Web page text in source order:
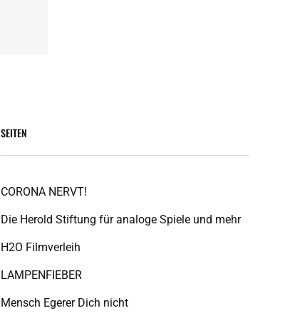
SEITEN
CORONA NERVT!
Die Herold Stiftung für analoge Spiele und mehr
H2O Filmverleih
LAMPENFIEBER
Mensch Egerer Dich nicht